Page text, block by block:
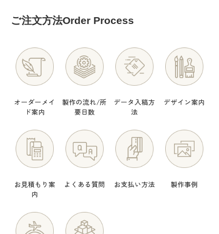
ご注文方法Order Process
オーダーメイ
ド案内
製作の流れ/所
要日数
データ入稿方
法
デザイン案内
お見積もり案
内
よくある質問 お支払い方法 製作事例